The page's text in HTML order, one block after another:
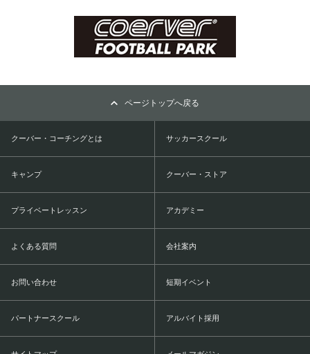
ページトップへ戻る
クーバー・コーチングとは サッカースクール
キャンプ クーバー・ストア
プライベートレッスン アカデミー
よくある質問 会社案内
お問い合わせ 短期イベント
パートナースクール アルバイト採用